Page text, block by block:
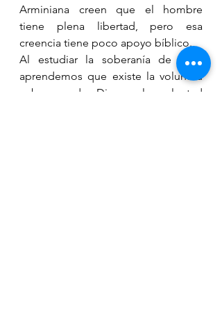
Arminiana creen que el hombre
tiene plena libertad, pero esa
creencia tiene poco apoyo bíblico.
Al estudiar la soberanía de Dios
aprendemos que existe la voluntad
soberana de Dios y la voluntad